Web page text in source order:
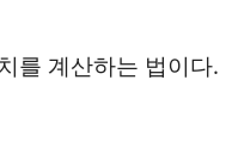
를 계산하는 법이다.